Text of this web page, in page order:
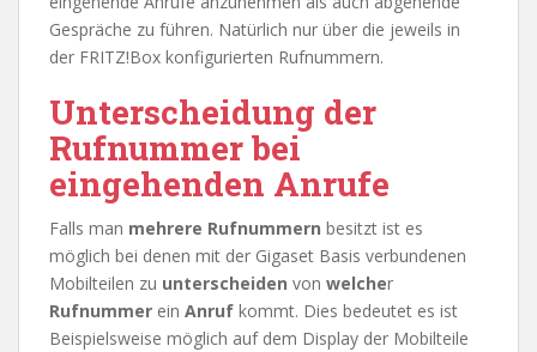
Gespräche zu führen. Natürlich nur über die jeweils in
der FRITZ!Box konfigurierten Rufnummern.
Unterscheidung der
Rufnummer bei
eingehenden Anrufe
Falls man mehrere Rufnummern besitzt ist es
möglich bei denen mit der Gigaset Basis verbundenen
Mobilteilen zu unterscheiden von welcher
Rufnummer ein Anruf kommt. Dies bedeutet es ist
Beispielsweise möglich auf dem Display der Mobilteile